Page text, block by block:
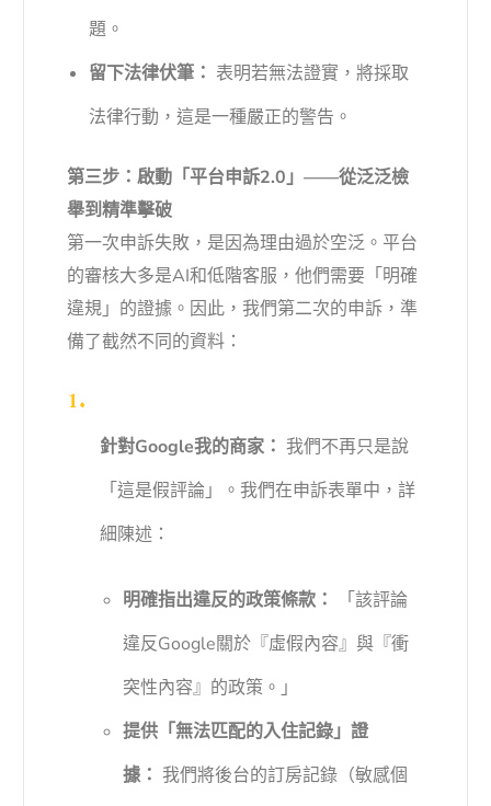
題。
留下法律伏筆： 表明若無法證實，將採取
法律行動，這是一種嚴正的警告。
第三步：啟動「平台申訴2.0」——從泛泛檢
舉到精準擊破
第一次申訴失敗，是因為理由過於空泛。平台
的審核大多是AI和低階客服，他們需要「明確
違規」的證據。因此，我們第二次的申訴，準
備了截然不同的資料：
針對Google我的商家： 我們不再只是說
「這是假評論」。我們在申訴表單中，詳
細陳述：
明確指出違反的政策條款：
「該評論
違反Google關於『虛假內容』與『衝
突性內容』的政策。」
提供「無法匹配的入住記錄」證
據： 我們將後台的訂房記錄（敏感個